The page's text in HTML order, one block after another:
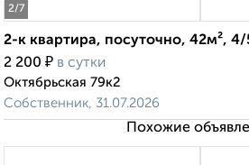
2/7
2-к квартира, посуточно, 42м²,
2 200 ₽ в сутки
Октябрьская 79к2
Собственник, 31.07.2026
Похожие